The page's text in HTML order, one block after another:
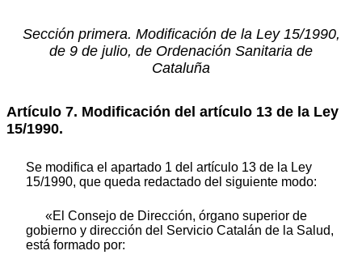
Sección primera. Modificación de la Ley 15/1990,
de 9 de julio, de Ordenación Sanitaria de
Cataluña
Artículo 7. Modificación del artículo 13 de la Ley
15/1990.
Se modifica el apartado 1 del artículo 13 de la Ley
15/1990, que queda redactado del siguiente modo:
«El Consejo de Dirección, órgano superior de
gobierno y dirección del Servicio Catalán de la Salud,
está formado por: